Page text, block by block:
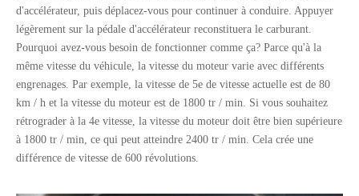
d'accélérateur, puis déplacez-vous pour continuer à conduire. Appuyer
légèrement sur la pédale d'accélérateur reconstituera le carburant.
Pourquoi avez-vous besoin de fonctionner comme ça? Parce qu'à la
même vitesse du véhicule, la vitesse du moteur varie avec différents
engrenages. Par exemple, la vitesse de 5e de vitesse actuelle est de 80
km / h et la vitesse du moteur est de 1800 tr / min. Si vous souhaitez
rétrograder à la 4e vitesse, la vitesse du moteur doit être bien supérieure
à 1800 tr / min, ce qui peut atteindre 2400 tr / min. Cela crée une
différence de vitesse de 600 révolutions.